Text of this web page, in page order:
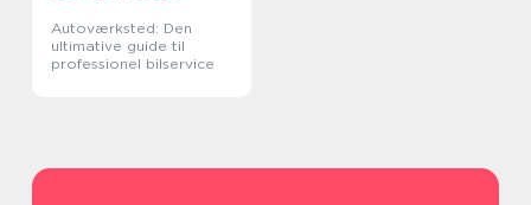
Autoværksted: Den
ultimative guide til
professionel bilservice